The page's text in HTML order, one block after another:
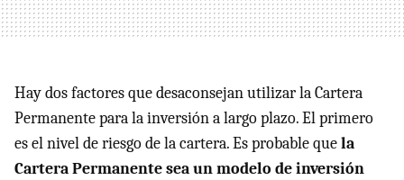
Hay dos factores que desaconsejan utilizar la Cartera
Permanente para la inversión a largo plazo. El primero
es el nivel de riesgo de la cartera. Es probable quela
Cartera Permanente sea un modelo de inversión